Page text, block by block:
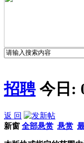
招聘 今日:
返 回
新窗 全部悬赏 悬赏